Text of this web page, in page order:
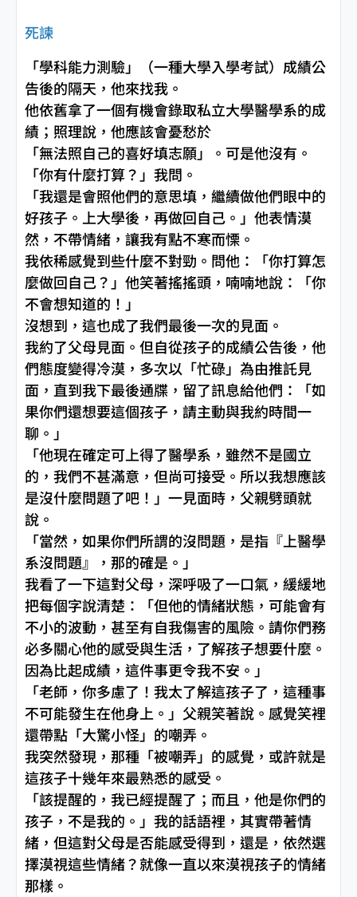
死諫
「學科能力測驗」（一種大學入學考試）成績公
告後的隔天，他來找我。
他依舊拿了一個有機會錄取私立大學醫學系的成
績；照理說，他應該會憂愁於
「無法照自己的喜好填志願」。可是他沒有。
「你有什麼打算？」我問。
「我還是會照他們的意思填，繼續做他們眼中的
好孩子。上大學後，再做回自己。」他表情漠
然，不帶情緒，讓我有點不寒而慄。
我依稀感覺到些什麼不對勁。問他：「你打算怎
麼做回自己？」他笑著搖搖頭，喃喃地說：「你
不會想知道的！」
沒想到，這也成了我們最後一次的見面。
我約了父母見面。但自從孩子的成績公告後，他
們態度變得冷漠，多次以「忙碌」為由推託見
面，直到我下最後通牒，留了訊息給他們：「如
果你們還想要這個孩子，請主動與我約時間一
聊。」
「他現在確定可上得了醫學系，雖然不是國立
的，我們不甚滿意，但尚可接受。所以我想應該
是沒什麼問題了吧！」一見面時，父親劈頭就
說。
「當然，如果你們所謂的沒問題，是指『上醫學
系沒問題』，那的確是。」
我看了一下這對父母，深呼吸了一口氣，緩緩地
把每個字說清楚：「但他的情緒狀態，可能會有
不小的波動，甚至有自我傷害的風險。請你們務
必多關心他的感受與生活，了解孩子想要什麼。
因為比起成績，這件事更令我不安。」
「老師，你多慮了！我太了解這孩子了，這種事
不可能發生在他身上。」父親笑著說。感覺笑裡
還帶點「大驚小怪」的嘲弄。
我突然發現，那種「被嘲弄」的感覺，或許就是
這孩子十幾年來最熟悉的感受。
「該提醒的，我已經提醒了；而且，他是你們的
孩子，不是我的。」我的話語裡，其實帶著情
緒，但這對父母是否能感受得到，還是，依然選
擇漠視這些情緒？就像一直以來漠視孩子的情緒
那樣。